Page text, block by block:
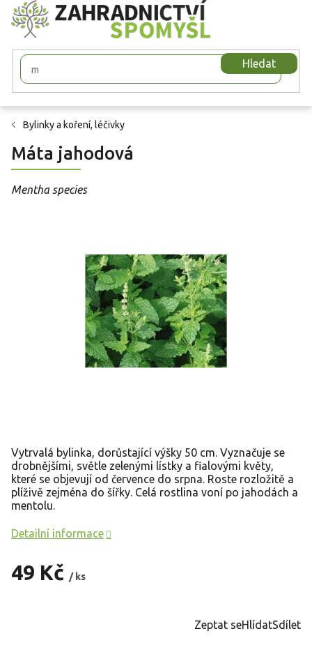
Přejít
na
obsah
Hledat
Bylinky a koření, léčivky
Máta jahodová
Mentha species
49 Kč / ks
Vytrvalá bylinka, dorůstající výšky 50 cm. Vyznačuje se
drobnějšími, světle zelenými lístky a fialovými květy,
které se objevují od července do srpna. Roste rozložitě a
plíživě zejména do šířky. Celá rostlina voní po jahodách a
mentolu.
Detailní informace
Zeptat seHlídatSdílet